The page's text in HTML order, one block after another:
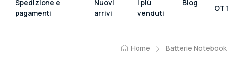
Spedizione e
pagamenti
Nuovi
arrivi
I più
venduti
Blog
Home Batterie Notebook